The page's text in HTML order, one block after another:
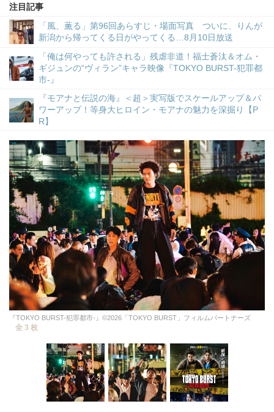
注目記事
「風、薫る」第96回あらすじ・場面写真 ついに、りんが
新潟から帰ってくる日がやってくる…8月10日放送
「俺は何やっても許される」残虐非道！福士蒼汰＆オム・
ギジュンの“ヴィラン”キャラ映像『TOKYO BURST-犯罪都
市-』
『モアナと伝説の海』＜超＞実写版でスケールアップ＆パ
ワーアップ！等身大ヒロイン・モアナの魅力を深掘り【P
R】
『TOKYO BURST-犯罪都市-』©2026「TOKYO BURST」フィルムパートナーズ
全 3 枚